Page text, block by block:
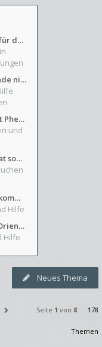
Benutzerregistrierung für das SchickHD-/SchweifHD-Forum gesperrt
in
"steam cloud" Spielstände nicht verfügbar
Hilfe! Mein Streuner hat Phexens Gunst verloren...
und
Nebenquest Das Attentat sowie Beilunker Reiter und zwei kleine Ausrüstungsfragen
Phex-Tempel - Kein Entkommen aus Weinkeller/Bibliothek Trakt
Hilfe
Minimap vergrößern - Orientierung in Blutzinnen
Hilfe
Neues Thema
Seite 1 von 8 178
Themen